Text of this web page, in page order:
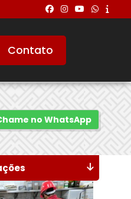
Contato
no WhatsApp